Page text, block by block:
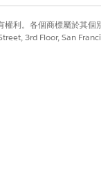
利。各個商標屬於其個
3rd Floor, San